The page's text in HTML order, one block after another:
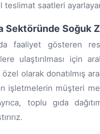
teslimat saatleri
Sektöründe Soğuk
faaliyet gösteren
ulaştırılması için
olarak donatılmış
işletmelerin müşteri
toplu gıda